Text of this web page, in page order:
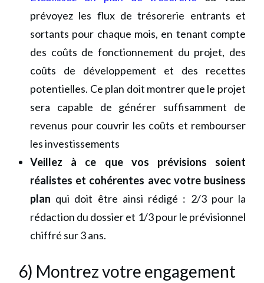
prévoyez les flux de trésorerie entrants et
sortants pour chaque mois, en tenant compte
des coûts de fonctionnement du projet, des
coûts de développement et des recettes
potentielles. Ce plan doit montrer que le projet
sera capable de générer suffisamment de
revenus pour couvrir les coûts et rembourser
les investissements
Veillez à ce que vos prévisions soient
réalistes et cohérentes avec votre business
plan qui doit être ainsi rédigé : 2/3 pour la
rédaction du dossier et 1/3 pour le prévisionnel
chiffré sur 3 ans.
6) Montrez votre engagement